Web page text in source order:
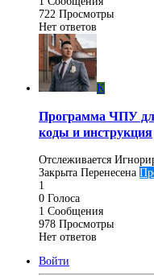
722 Просмотры
Нет ответов
K
Программа ЧПУ
коды и инструкция
Отслеживается
Закрыта Перенесена
1
0 Голоса
1 Сообщения
978 Просмотры
Нет ответов
Войти